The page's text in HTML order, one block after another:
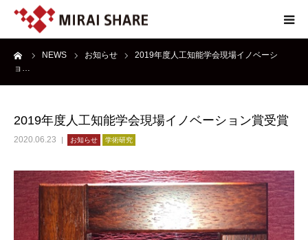
NEWS お知らせ
2019年度人工知能学会現場イノベーシ
ョ…
2019年度人工知能学会現場イノベーション賞受賞
2020.06.23 お知らせ 学術研究
NEWS
SERVICE
REPORT
ABOUT